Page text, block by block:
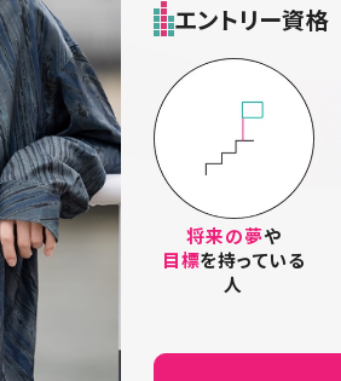
エントリー資格
将来の夢や
目標を持っている
人